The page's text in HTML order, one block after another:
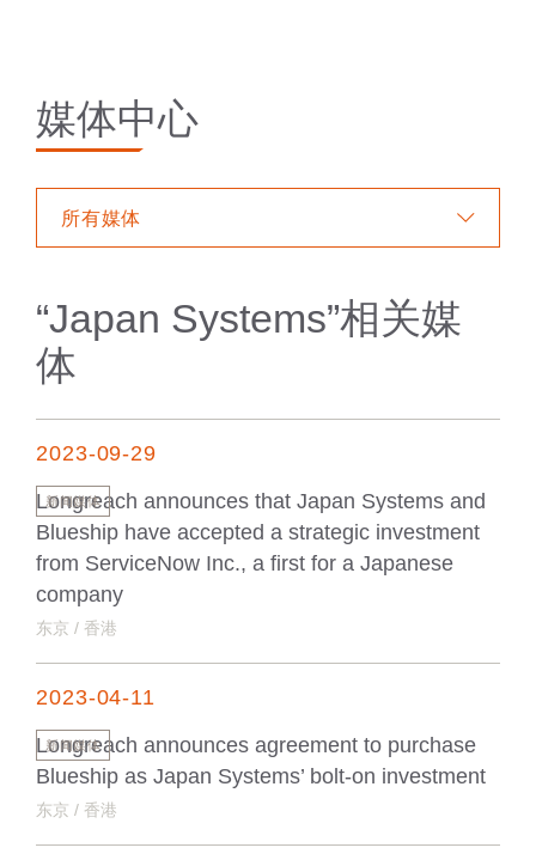
媒体中心
所有媒体
“Japan Systems”相关媒
体
2023-09-29
Longreach announces that Japan Systems and
Blueship have accepted a strategic investment
from ServiceNow Inc., a first for a Japanese
company
东京 / 香港
新闻媒体
2023-04-11
Longreach announces agreement to purchase
Blueship as Japan Systems’ bolt-on investment
东京 / 香港
新闻媒体